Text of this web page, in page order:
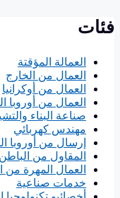
فئات
العمالة المؤقتة
العمال من الخارج
العمال من أوكرانيا
العمال من أوروبا
صناعة البناء
مهندس كهربائي
إرسال من أوروبا
المقاول من
العمال المهرة من
خدمات صناعية